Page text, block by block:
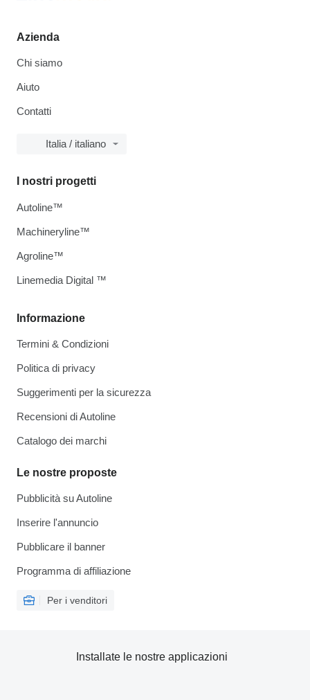
Azienda
Chi siamo
Aiuto
Contatti
Italia / italiano
Informazione
Termini & Condizioni
Politica di privacy
Suggerimenti per la sicurezza
Recensioni di Autoline
Catalogo dei marchi
Le nostre proposte
Pubblicità su Autoline
Inserire l'annuncio
Pubblicare il banner
Programma di affiliazione
Per i venditori
I nostri progetti
Autoline™
Machineryline™
Agroline™
Linemedia Digital ™
Installate le nostre applicazioni